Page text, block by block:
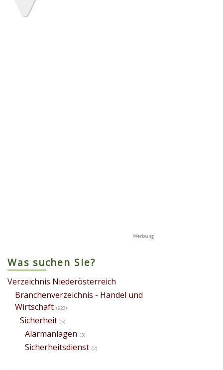
Was suchen Sie?
Verzeichnis Niederösterreich
Branchenverzeichnis - Handel und
Wirtschaft (928)
Sicherheit (5)
Alarmanlagen (3)
Sicherheitsdienst (2)